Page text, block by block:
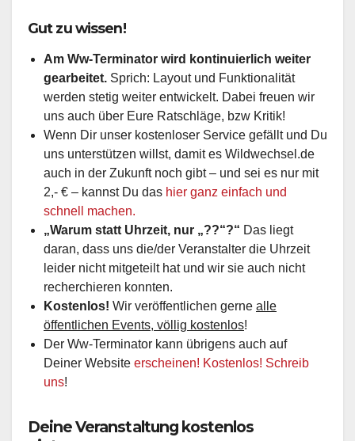
Gut zu wissen!
Am Ww-Terminator wird kontinuierlich weiter
gearbeitet. Sprich: Layout und Funktionalität
werden stetig weiter entwickelt. Dabei freuen wir
uns auch über Eure Ratschläge, bzw Kritik!
Wenn Dir unser kostenloser Service gefällt und Du
uns unterstützen willst, damit es Wildwechsel.de
auch in der Zukunft noch gibt – und sei es nur mit
2,- € – kannst Du das hier ganz einfach und
schnell machen.
„Warum statt Uhrzeit, nur „??“?“ Das liegt
daran, dass uns die/der Veranstalter die Uhrzeit
leider nicht mitgeteilt hat und wir sie auch nicht
recherchieren konnten.
Kostenlos! Wir veröffentlichen gerne alle
öffentlichen Events, völlig kostenlos!
Der Ww-Terminator kann übrigens auch auf
Deiner Website erscheinen! Kostenlos! Schreib
uns!
Deine Veranstaltung kostenlos